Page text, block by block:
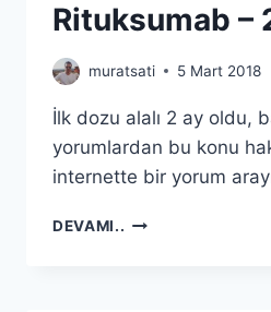
Rituksumab –
muratsati 5 Mart 2018
İlk dozu alalı 2 ay oldu,
yorumlardan bu konu
internette bir yorum
DEVAMI.. RITUKSUMAB